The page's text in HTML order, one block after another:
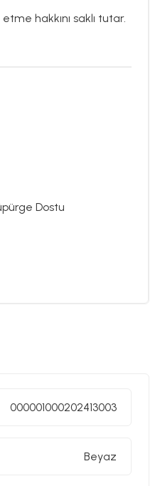
hakkını saklı tutar.
Dostu
000001000202413003
Beyaz